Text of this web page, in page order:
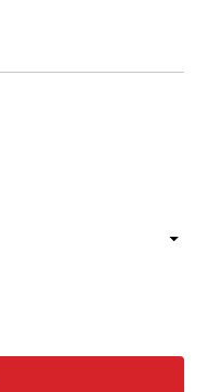
Total: R$ 123,21